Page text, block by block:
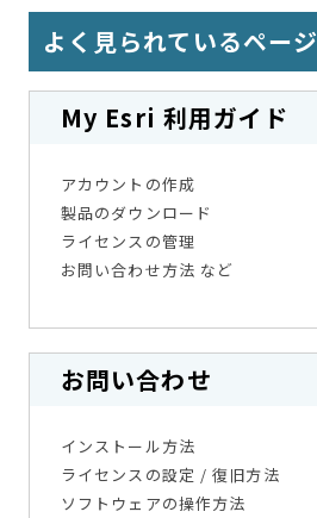
よく見られているページ
My Esri 利用ガイド
アカウントの作成
製品のダウンロード
ライセンスの管理
お問い合わせ方法 など
お問い合わせ
インストール方法
ライセンスの設定 / 復旧方法
ソフトウェアの操作方法